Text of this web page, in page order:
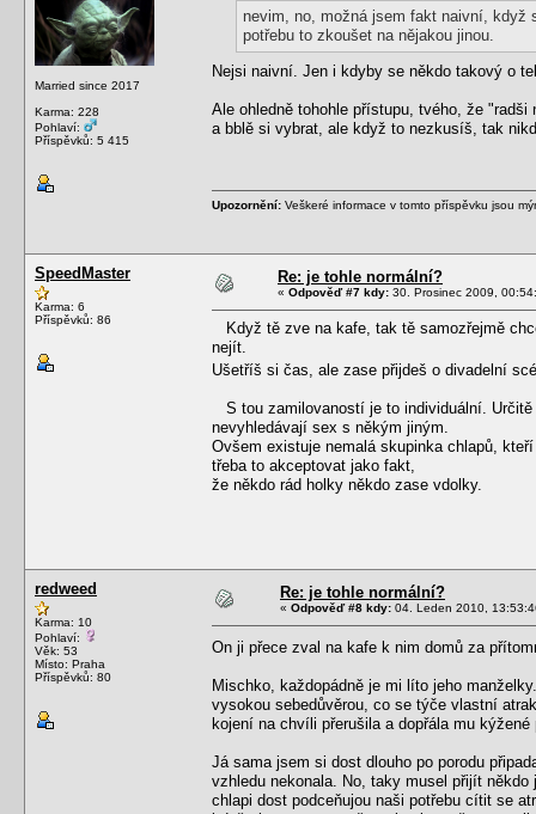
Married since 2017
Karma: 228
Pohlaví:
Příspěvků: 5 415
nevim, no, možná jsem fakt naivní, když
potřebu to zkoušet na nějakou jinou.
Nejsi naivní. Jen i kdyby se někdo takový o
Ale ohledně tohohle přístupu, tvého, že
a bblě si vybrat, ale když to nezkusíš, tak
Upozornění: Veškeré informace v tomto příspěvku jsou
SpeedMaster
Karma: 6
Příspěvků: 86
Re: je tohle normální?
« Odpověď #7 kdy: 30. Prosinec 2009,
Když tě zve na kafe, tak tě samozřejmě
nejít.
Ušetříš si čas, ale zase přijdeš o divadelní
S tou zamilovaností je to individuální.
nevyhledávají sex s někým jiným.
Ovšem existuje nemalá skupinka chlapů,
třeba to akceptovat jako fakt,
že někdo rád holky někdo zase vdolky.
redweed
Karma: 10
Pohlaví:
Věk: 53
Místo: Praha
Příspěvků: 80
Re: je tohle normální?
« Odpověď #8 kdy: 04. Leden 2010,
On ji přece zval na kafe k nim domů za
Mischko, každopádně je mi líto jeho
vysokou sebedůvěrou, co se týče vlastní
kojení na chvíli přerušila a dopřála mu kýžené
Já sama jsem si dost dlouho po porodu
vzhledu nekonala. No, taky musel přijít
chlapi dost podceňujou naši potřebu cítit se